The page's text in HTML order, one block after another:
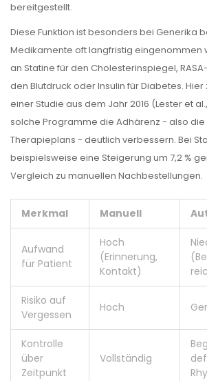
bereitgestellt.
Diese Funktion ist besonders bei Generika
Medikamente oft langfristig eingenommen
an Statine für den Cholesterinspiegel,
den Blutdruck oder Insulin für Diabetes. Hier
einer Studie aus dem Jahr 2016 (Lester et
solche Programme die Adhärenz - also die
Therapieplans - deutlich verbessern. Bei
beispielsweise eine Steigerung um 7,2 %
Vergleich zu manuellen Nachbestellungen.
Merkmal Manuell
Aufwand
für Patient
Hoch
(Erinnerung,
Kontakt)
Risiko auf
Vergessen
Hoch
Kontrolle
über
Zeitpunkt
Vollständig